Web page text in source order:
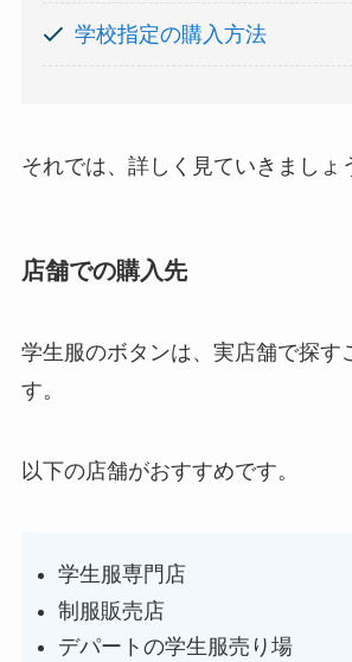
学校指定の購入方法
それでは、詳しく見ていきましょ
店舗での購入先
学生服のボタンは、実店舗で探す
す。
以下の店舗がおすすめです。
学生服専門店
制服販売店
デパートの学生服売り場